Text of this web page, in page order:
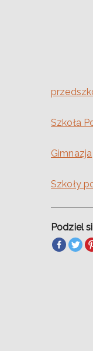
Szkoła
Gimnazja
Szkoły
Podziel